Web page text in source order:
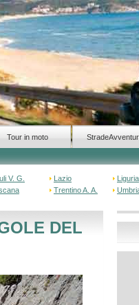
Tour in moto
V. G. Lazio Liguria
Trentino A. A.
DEL